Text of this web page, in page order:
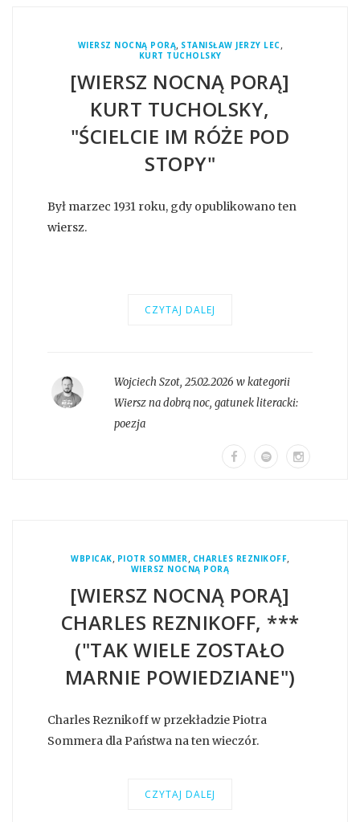
WIERSZ NOCNĄ PORĄ, STANISŁAW JERZY LEC,
KURT TUCHOLSKY
[WIERSZ NOCNĄ PORĄ]
KURT TUCHOLSKY,
"ŚCIELCIE IM RÓŻE POD
STOPY"
Był marzec 1931 roku, gdy opublikowano ten
wiersz.
CZYTAJ DALEJ
Wojciech Szot, 25.02.2026 w kategorii
Wiersz na dobrą noc, gatunek literacki:
poezja
WBPICAK, PIOTR SOMMER, CHARLES REZNIKOFF,
WIERSZ NOCNĄ PORĄ
[WIERSZ NOCNĄ PORĄ]
CHARLES REZNIKOFF, ***
("TAK WIELE ZOSTAŁO
MARNIE POWIEDZIANE")
Charles Reznikoff w przekładzie Piotra
Sommera dla Państwa na ten wieczór.
CZYTAJ DALEJ